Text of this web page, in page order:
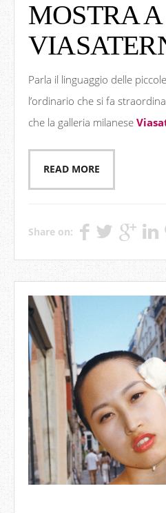
MOSTRA A
Parla il linguaggio delle
l’ordinario che si fa
che la galleria milanese
READ MORE
Share on: